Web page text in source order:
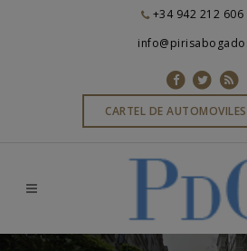
+34 942 212 606
CARTEL DE